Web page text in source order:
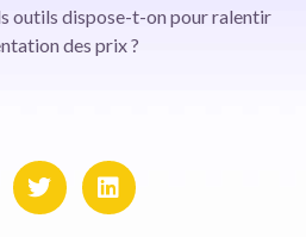
outils dispose-t-on pour ralentir
des prix ?